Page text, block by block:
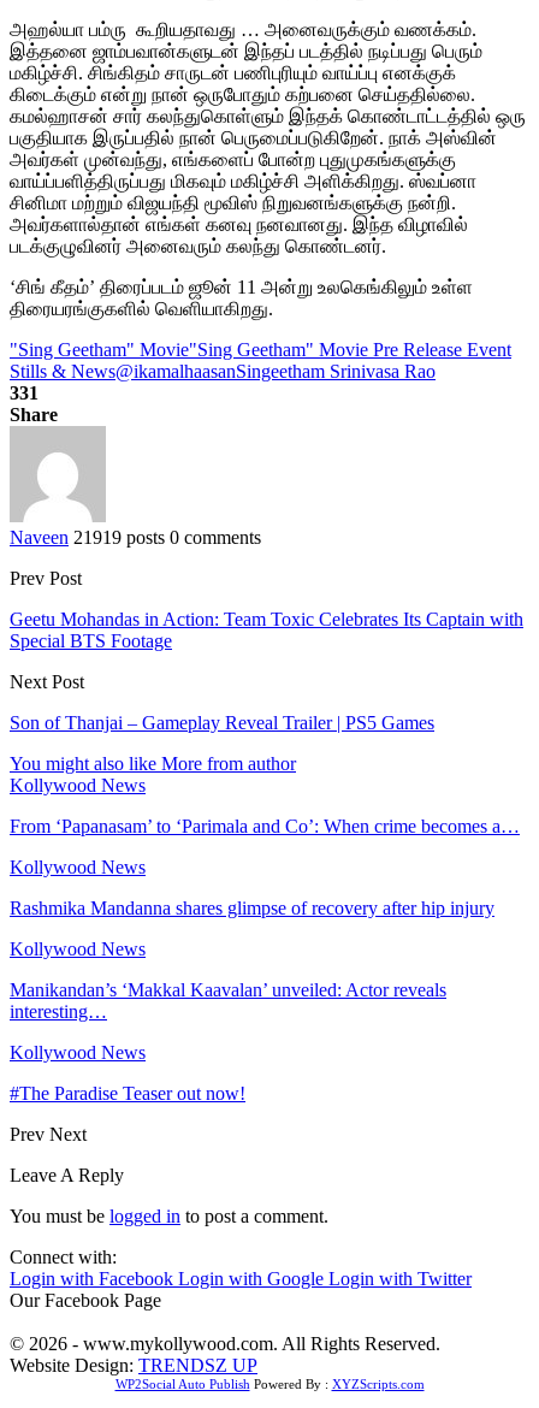
அஹல்யா பம்ரு கூறியதாவது … அனைவருக்கும் வணக்கம்.
இத்தனை ஜாம்பவான்களுடன் இந்தப் படத்தில் நடிப்பது பெரும்
மகிழ்ச்சி. சிங்கிதம் சாருடன் பணிபுரியும் வாய்ப்பு எனக்குக்
கிடைக்கும் என்று நான் ஒருபோதும் கற்பனை செய்ததில்லை.
கமல்ஹாசன் சார் கலந்துகொள்ளும் இந்தக் கொண்டாட்டத்தில் ஒரு
பகுதியாக இருப்பதில் நான் பெருமைப்படுகிறேன். நாக் அஸ்வின்
அவர்கள் முன்வந்து, எங்களைப் போன்ற புதுமுகங்களுக்கு
வாய்ப்பளித்திருப்பது மிகவும் மகிழ்ச்சி அளிக்கிறது. ஸ்வப்னா
சினிமா மற்றும் விஜயந்தி மூவிஸ் நிறுவனங்களுக்கு நன்றி.
அவர்களால்தான் எங்கள் கனவு நனவானது. இந்த விழாவில்
படக்குழுவினர் அனைவரும் கலந்து கொண்டனர்.
‘சிங் கீதம்’ திரைப்படம் ஜூன் 11 அன்று உலகெங்கிலும் உள்ள
திரையரங்குகளில் வெளியாகிறது.
"Sing Geetham" Movie"Sing Geetham" Movie Pre Release Event
Stills & News@ikamalhaasanSingeetham Srinivasa Rao
331
Share
Naveen 21919 posts 0 comments
Prev Post
Geetu Mohandas in Action: Team Toxic Celebrates Its Captain with
Special BTS Footage
Next Post
Son of Thanjai – Gameplay Reveal Trailer | PS5 Games
You might also like More from author
Kollywood News
From ‘Papanasam’ to ‘Parimala and Co’: When crime becomes a…
Kollywood News
Rashmika Mandanna shares glimpse of recovery after hip injury
Kollywood News
Manikandan’s ‘Makkal Kaavalan’ unveiled: Actor reveals
interesting…
Kollywood News
#The Paradise Teaser out now!
Prev Next
Leave A Reply
You must be logged in to post a comment.
Connect with:
Login with Facebook Login with Google Login with Twitter
Our Facebook Page
© 2026 - www.mykollywood.com. All Rights Reserved.
Website Design: TRENDSZ UP
WP2Social Auto Publish Powered By : XYZScripts.com